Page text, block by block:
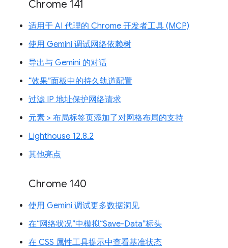
Chrome 141
适用于 AI 代理的 Chrome 开发者工具 (MCP)
使用 Gemini 调试网络依赖树
导出与 Gemini 的对话
“效果”面板中的持久轨道配置
过滤 IP 地址保护网络请求
元素 > 布局标签页添加了对网格布局的支持
Lighthouse 12.8.2
其他亮点
Chrome 140
使用 Gemini 调试更多数据洞见
在“网络状况”中模拟“Save-Data”标头
在 CSS 属性工具提示中查看基准状态